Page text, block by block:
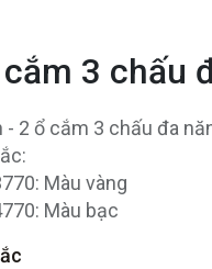
3 chấu
- 2 ổ cắm 3 chấu đa
Màu vàng
Màu bạc